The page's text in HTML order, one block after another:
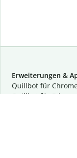
Erweiterungen &
Quillbot für
Quillbot für Edge